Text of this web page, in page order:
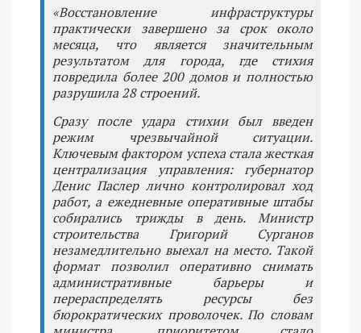
«Восстановление инфраструктуры
практически завершено за срок около
месяца, что является значительным
результатом для города, где стихия
повредила более 200 домов и полностью
разрушила 28 строений.
Сразу после удара стихии был введен
режим чрезвычайной ситуации.
Ключевым фактором успеха стала жесткая
централизация управления: губернатор
Денис Паслер лично контролировал ход
работ, а ежедневные оперативные штабы
собирались трижды в день. Министр
строительства Григорий Сурганов
незамедлительно выехал на место. Такой
формат позволил оперативно снимать
административные барьеры и
перераспределять ресурсы без
бюрократических проволочек. По словам